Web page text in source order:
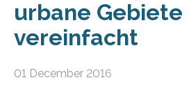
urbane Gebiete
vereinfacht
01 December 2016